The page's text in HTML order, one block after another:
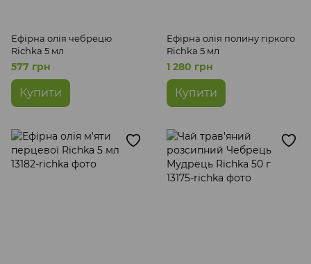
Ефірна олія чебрецю
Richka 5 мл
577 грн
Купити
Ефірна олія полину гіркого
Richka 5 мл
1 280 грн
Купити